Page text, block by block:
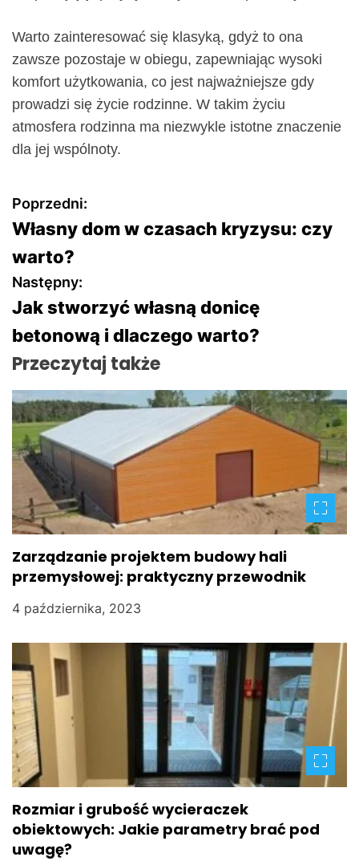
Warto zainteresować się klasyką, gdyż to ona
zawsze pozostaje w obiegu, zapewniając wysoki
komfort użytkowania, co jest najważniejsze gdy
prowadzi się życie rodzinne. W takim życiu
atmosfera rodzinna ma niezwykle istotne znaczenie
dla jej wspólnoty.
N
a
w
i
g
c
j
w
p
i
s
u
Poprzedni:
Własny dom w czasach kryzysu: czy
warto?
Następny:
Jak stworzyć własną donicę
betonową i dlaczego warto?
Przeczytaj także
Zarządzanie projektem budowy hali
przemysłowej: praktyczny przewodnik
4 października, 2023
Rozmiar i grubość wycieraczek
obiektowych: Jakie parametry brać pod
uwagę?